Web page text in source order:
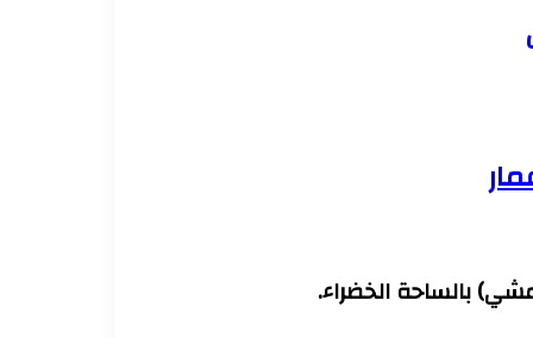
بالساحة الخضراء.